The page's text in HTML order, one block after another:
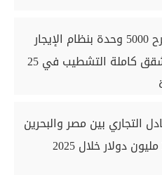
الإسكان تطرح 5000 وحدة بنظام الإيجار
التمليكي.. شقق كاملة التشطيب في 25
التجاري بين مصر والبحرين